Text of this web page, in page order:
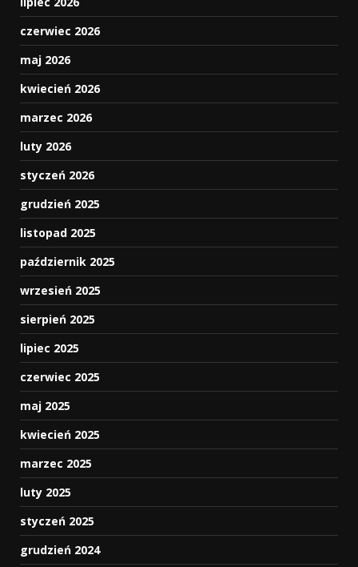
czerwiec 2026
maj 2026
kwiecień 2026
marzec 2026
luty 2026
styczeń 2026
grudzień 2025
listopad 2025
październik 2025
wrzesień 2025
sierpień 2025
lipiec 2025
czerwiec 2025
maj 2025
kwiecień 2025
marzec 2025
luty 2025
styczeń 2025
grudzień 2024